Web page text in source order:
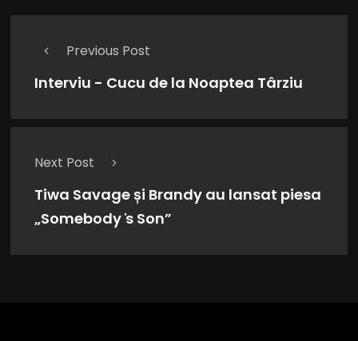
Previous Post
Interviu - Cucu de la Noaptea Târziu
Next Post
Tiwa Savage și Brandy au lansat piesa
„Somebody ҆s Son”